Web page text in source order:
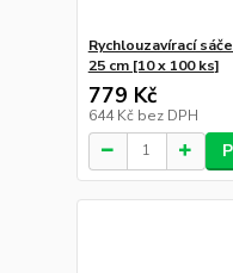
Rychlouzavírací
25 cm [10 x 100 ks]
779 Kč
644 Kč bez DPH